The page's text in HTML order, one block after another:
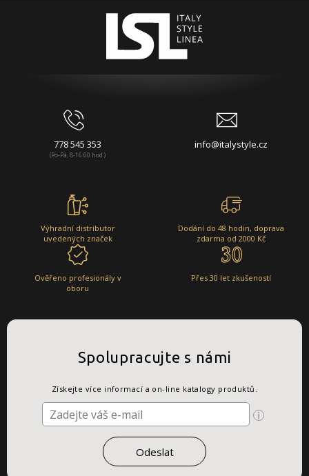
778 545 353
(Po-Pá, 8-16:00 hod.)
info@italystyle.cz
Výhradní distributor
uvedených značek
Dodání do 48 hodin, doprava
zdarma od 2000 Kč
Ověřeno profesionály v
oboru
Přes 30 let zkušeností
Spolupracujte s námi
Získejte více informací a on-line katalogy produktů.